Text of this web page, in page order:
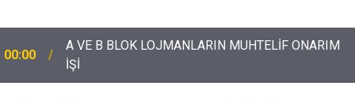
00:00
A VE B BLOK LOJMANLARIN MUHTELİF ONARIM
İŞİ